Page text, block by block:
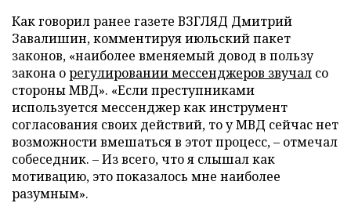
Как говорил ранее газете ВЗГЛЯД Дмитрий
Завалишин, комментируя июльский пакет
законов, «наиболее вменяемый довод в пользу
закона орегулировании мессенджеров звучал со
стороны МВД». «Если преступниками
используется мессенджер как инструмент
согласования своих действий, то у МВД сейчас нет
возможности вмешаться в этот процесс, – отмечал
собеседник. – Из всего, что я слышал как
мотивацию, это показалось мне наиболее
разумным».